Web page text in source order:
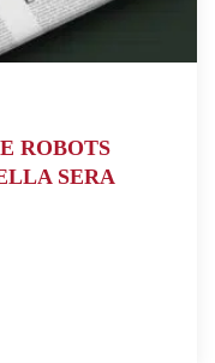
ROBOTS
SERA